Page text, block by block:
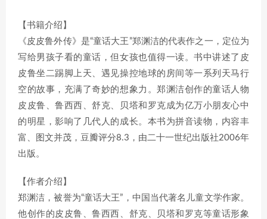
【书籍介绍】
《皮皮鲁外传》是“童话大王”郑渊洁的代表作之一，定位为
写给男孩子看的童话，但女孩也值得一读。书中讲述了皮
皮鲁坐二踢脚上天、遇见操控地球的房间等一系列天马行
空的故事，充满了奇妙的想象力。郑渊洁创作的童话人物
皮皮鲁、鲁西西、舒克、贝塔和罗克成为亿万小朋友心中
的明星，影响了几代人的成长。本书为拼音读物，内容丰
富、图文并茂，豆瓣评分8.3，由二十一世纪出版社2006年
出版。
【作者介绍】
郑渊洁，被誉为“童话大王”，中国当代著名儿童文学作家。
他创作的皮皮鲁、鲁西西、舒克、贝塔和罗克等童话形象